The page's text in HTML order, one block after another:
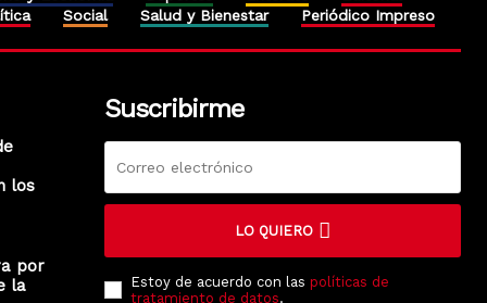
Social Salud y Bienestar Periódico Impreso
los
por
la
Suscribirme
LO QUIERO
Estoy de acuerdo con las políticas de
tratamiento de datos.